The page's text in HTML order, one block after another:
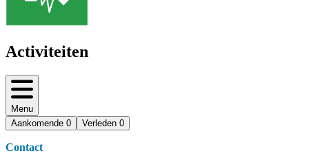
Activiteiten
Menu
Aankomende 0 Verleden 0
Contact